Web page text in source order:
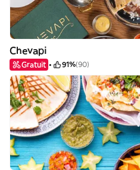
Chevapi
Gratuit 91%(90)